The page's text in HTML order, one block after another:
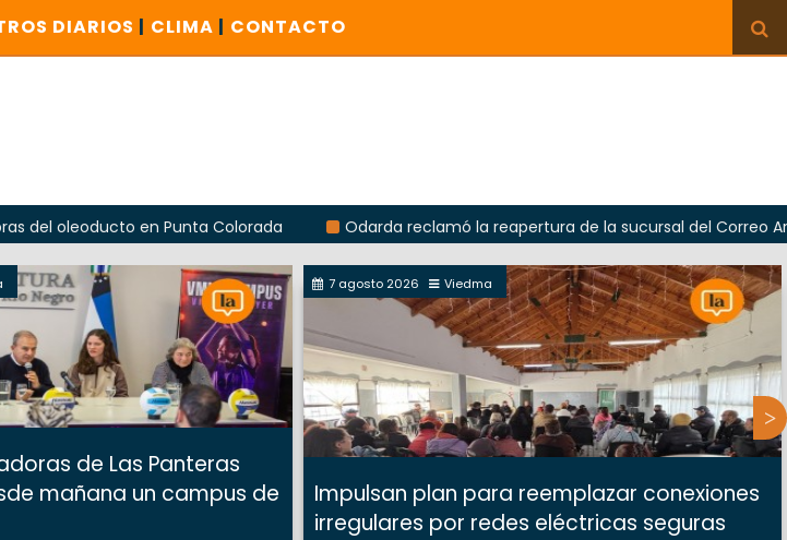
DIARIOS | CLIMA | CONTACTO
en Punta Colorada
Odarda reclamó la reapertura de la sucursal del Correo Argentino
de Las Panteras
mañana un campus de
7 agosto 2026 Viedma
Impulsan plan para reemplazar conexiones
irregulares por redes eléctricas seguras